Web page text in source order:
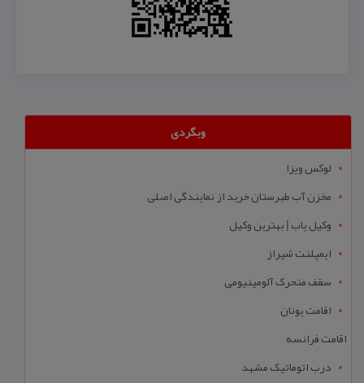
وبگردی
لوکس ویزا
مخزن آب طبرستان خرید از نمایندگی اصلی
وکیل یاب | بهترین وکیل
ایمپلنت شیراز
سقف متحرک آلومینیومی
اقامت یونان
اقامت فرانسه
درب اتوماتیک مشهد